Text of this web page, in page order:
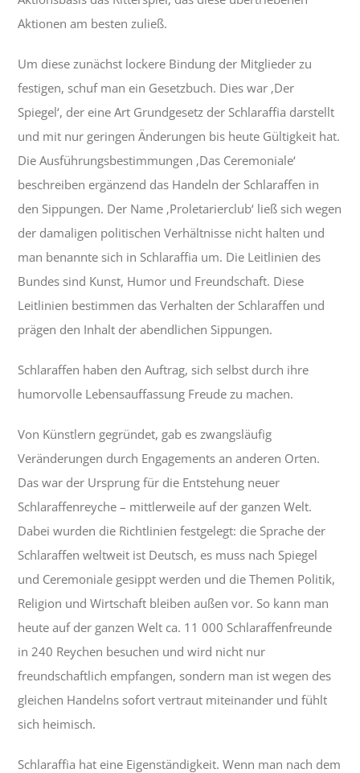
Aktionen am besten zuließ.
Um diese zunächst lockere Bindung der Mitglieder zu
festigen, schuf man ein Gesetzbuch. Dies war ‚Der
Spiegel‘, der eine Art Grundgesetz der Schlaraffia darstellt
und mit nur geringen Änderungen bis heute Gültigkeit hat.
Die Ausführungsbestimmungen ‚Das Ceremoniale‘
beschreiben ergänzend das Handeln der Schlaraffen in
den Sippungen. Der Name ‚Proletarierclub‘ ließ sich wegen
der damaligen politischen Verhältnisse nicht halten und
man benannte sich in Schlaraffia um. Die Leitlinien des
Bundes sind Kunst, Humor und Freundschaft. Diese
Leitlinien bestimmen das Verhalten der Schlaraffen und
prägen den Inhalt der abendlichen Sippungen.
Schlaraffen haben den Auftrag, sich selbst durch ihre
humorvolle Lebensauffassung Freude zu machen.
Von Künstlern gegründet, gab es zwangsläufig
Veränderungen durch Engagements an anderen Orten.
Das war der Ursprung für die Entstehung neuer
Schlaraffenreyche – mittlerweile auf der ganzen Welt.
Dabei wurden die Richtlinien festgelegt: die Sprache der
Schlaraffen weltweit ist Deutsch, es muss nach Spiegel
und Ceremoniale gesippt werden und die Themen Politik,
Religion und Wirtschaft bleiben außen vor. So kann man
heute auf der ganzen Welt ca. 11 000 Schlaraffenfreunde
in 240 Reychen besuchen und wird nicht nur
freundschaftlich empfangen, sondern man ist wegen des
gleichen Handelns sofort vertraut miteinander und fühlt
sich heimisch.
Schlaraffia hat eine Eigenständigkeit. Wenn man nach dem